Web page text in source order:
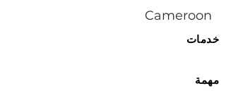
Cameroon
خدمات
مهمة